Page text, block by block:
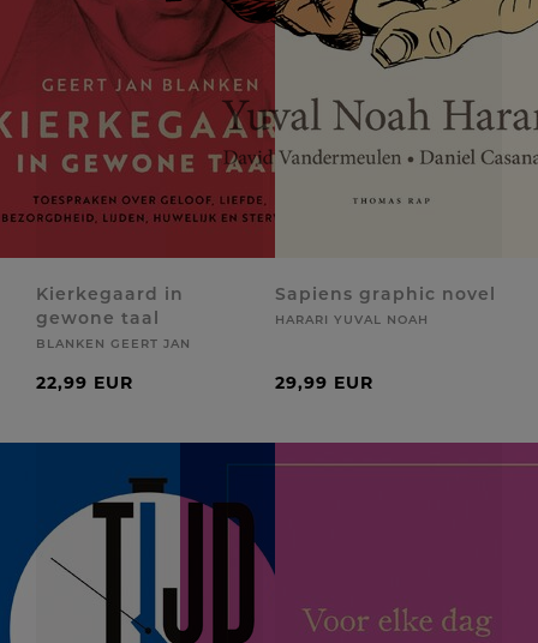
Kierkegaard in
gewone taal
BLANKEN GEERT JAN
22,99 EUR
Sapiens graphic novel
HARARI YUVAL NOAH
29,99 EUR